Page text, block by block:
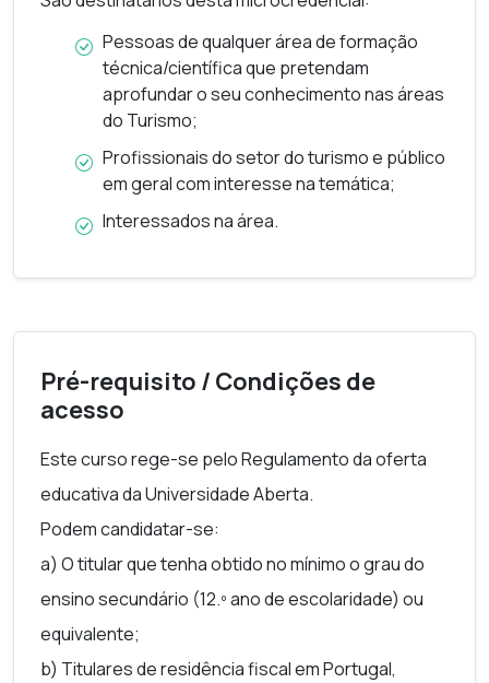
Pessoas de qualquer área de formação
técnica/científica que pretendam
aprofundar o seu conhecimento nas áreas
do Turismo;
Profissionais do setor do turismo e público
em geral com interesse na temática;
Interessados na área.
Pré-requisito / Condições de
acesso
Este curso rege-se pelo Regulamento da oferta
educativa da Universidade Aberta.
Podem candidatar-se:
a) O titular que tenha obtido no mínimo o grau do
ensino secundário (12.º ano de escolaridade) ou
equivalente;
b) Titulares de residência fiscal em Portugal,